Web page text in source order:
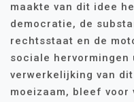
maakte van dit idee
democratie, de
rechtsstaat en de
sociale hervormingen
verwerkelijking van
moeizaam, bleef